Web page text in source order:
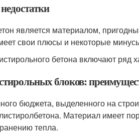
является материалом,
свои плюсы и некоторые
бетона включают ряд
блоков:
бюджета, выделенного на
Материал имеет
тепла.